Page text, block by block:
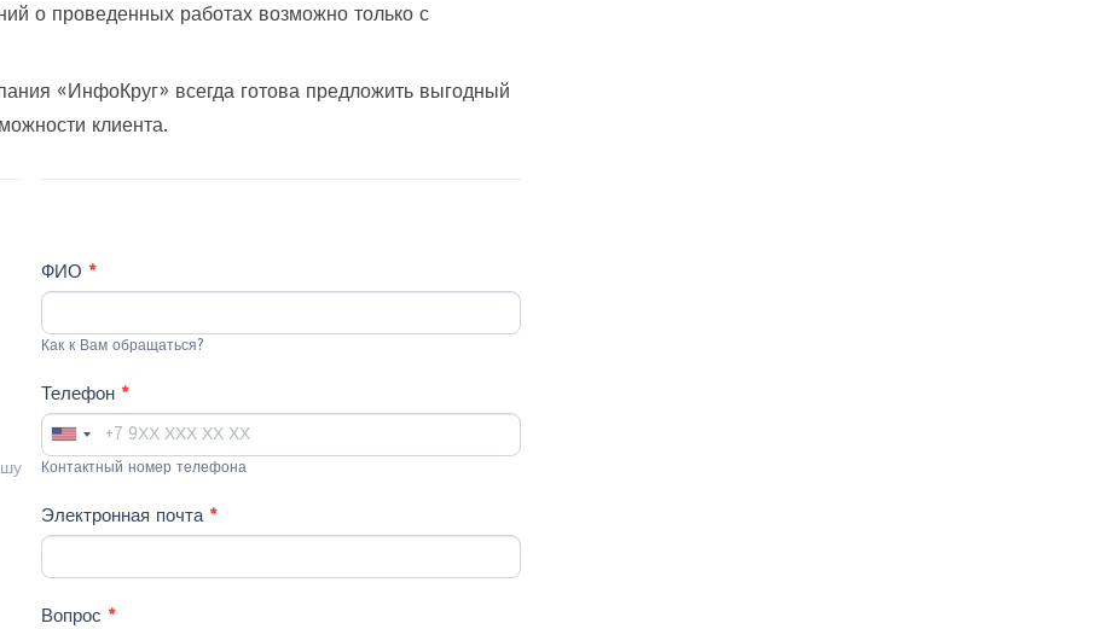
о проведенных работах возможно только с
«ИнфоКруг» всегда готова предложить выгодный
клиента.
ФИО *
Как к Вам обращаться?
Телефон *
United
States
Контактный номер телефона
Электронная почта *
Вопрос *